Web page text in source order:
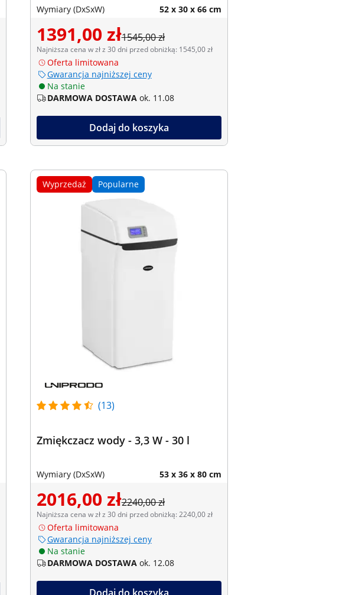
Wymiary (DxSxW) 52 x 30 x 66 cm
1391,00 zł1545,00 zł
Najniższa cena w zł z 30 dni przed obniżką: 1545,00 zł
Oferta limitowana
Gwarancja najniższej ceny
Na stanie
DARMOWA DOSTAWA ok. 11.08
Dodaj do koszyka
Wyprzedaż Popularne
(13)
Zmiękczacz wody - 3,3 W - 30 l
Wymiary (DxSxW) 53 x 36 x 80 cm
2016,00 zł2240,00 zł
Najniższa cena w zł z 30 dni przed obniżką: 2240,00 zł
Oferta limitowana
Gwarancja najniższej ceny
Na stanie
DARMOWA DOSTAWA ok. 12.08